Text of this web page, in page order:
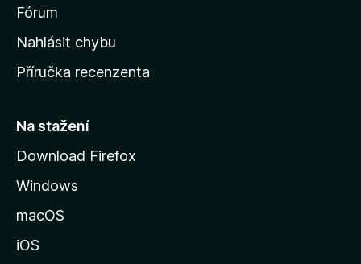
s
k
u
t
á
n
M
Fórum
Nahlásit chybu
Příručka recenzenta
Na stažení
Download Firefox
Windows
macOS
iOS